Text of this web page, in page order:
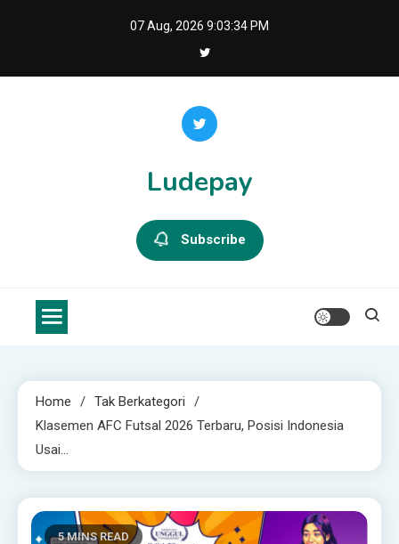
07 Aug, 2026 9:03:35 PM
Ludepay
Subscribe
Home
Tak Berkategori
Klasemen AFC Futsal 2026 Terbaru, Posisi Indonesia
Usai…
5 MINS READ